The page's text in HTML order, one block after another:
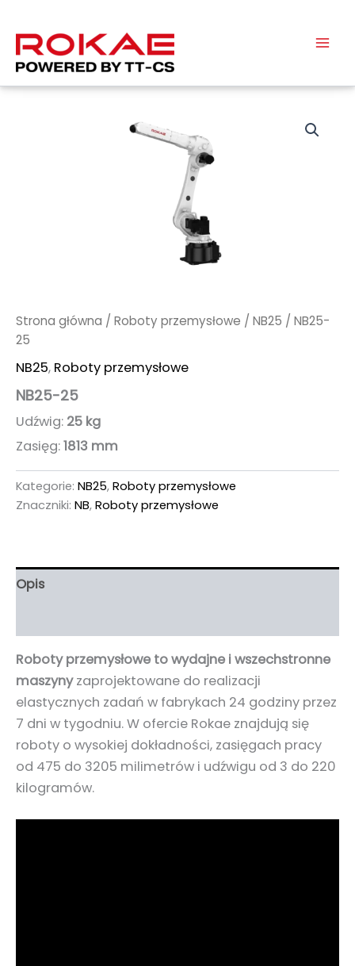
do
treści
Strona główna / Roboty przemysłowe / NB25 / NB25-
25
NB25, Roboty przemysłowe
NB25-25
Udźwig: 25 kg
Zasięg:1813 mm
Kategorie: NB25,Roboty przemysłowe
Znaczniki: NB,Roboty przemysłowe
Opis
Roboty przemysłowe to wydajne i wszechstronne
maszynyzaprojektowane do realizacji
elastycznych zadań w fabrykach 24 godziny przez
7 dni w tygodniu. W ofercie Rokae znajdują się
roboty o wysokiej dokładności, zasięgach pracy
od 475 do 3205 milimetrów i udźwigu od 3 do 220
kilogramów.